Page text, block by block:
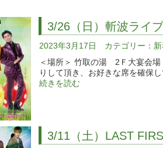
3/26（日）斬波ライ
2023年3月17日 カテゴリー：
＜場所＞ 竹取の湯 2Ｆ大宴会場
りして頂き、お好きな席を確保
続きを読む
3/11（土）LAST